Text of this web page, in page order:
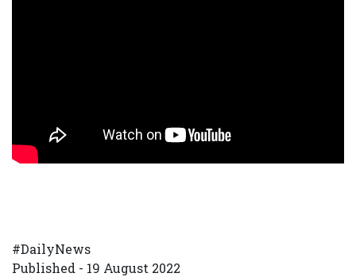
#DailyNews
Published - 19 August 2022